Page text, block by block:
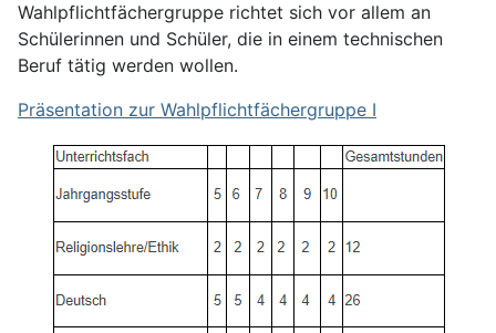
Wahlpflichtfächergruppe richtet sich vor allem an
Schülerinnen und Schüler, die in einem technischen
Beruf tätig werden wollen.
Präsentation zur Wahlpflichtfächergruppe I